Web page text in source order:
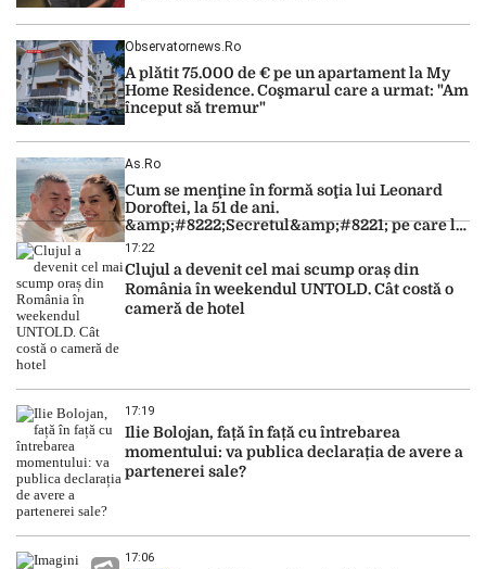
Observatornews.ro
A plătit 75.000 de € pe un apartament la My
Home Residence. Coşmarul care a urmat: "Am
început să tremur"
As.ro
Cum se menţine în formă soţia lui Leonard
Doroftei, la 51 de ani.
&amp;#8222;Secretul&amp;#8221; pe care l-a
dezvăluit
17:22
Clujul a devenit cel mai scump oraș din
România în weekendul UNTOLD. Cât costă o
cameră de hotel
17:19
Ilie Bolojan, față în față cu întrebarea
momentului: va publica declarația de avere a
partenerei sale?
17:06